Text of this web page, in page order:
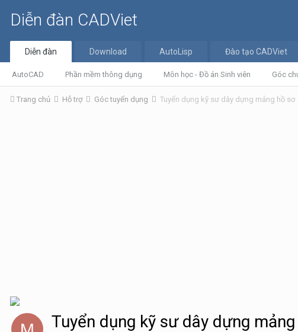
Diễn đàn CADViet
Diễn đàn
AutoCAD Phần mềm thông dụng Môn học - Đồ án Sinh viên Góc
Download AutoLisp Đào tạo CADViet
Trang chủ Hỗ trợ Góc tuyển dụng Tuyển dụng kỹ sư dây dựng mảng hồ sơ
Tuyển dụng kỹ sư dây dựng